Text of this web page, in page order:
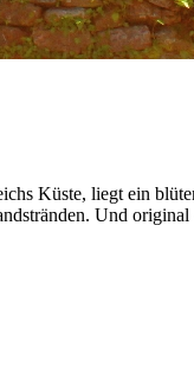
Küste, liegt ein
Und